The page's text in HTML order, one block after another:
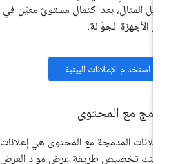
المثال، بعد اكتمال مستوىً معيّن في لعبة
الأجهزة الجوّالة.
استخدام الإعلانات البينية
مع المحتوى
المدمجة مع المحتوى هي إعلانات
تخصيص طريقة عرض مواد العرض